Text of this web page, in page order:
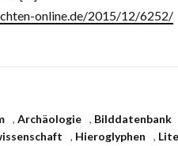
online.de/2015/12/6252/
,Archäologie , Bilddatenbank
, Hieroglyphen ,